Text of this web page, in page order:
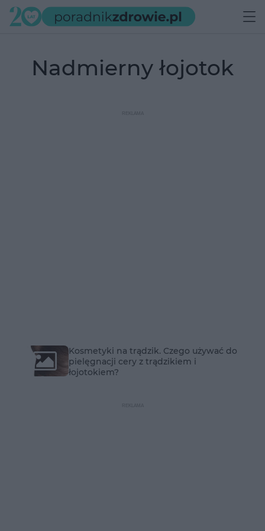
nadmierny łojotok
Kosmetyki na trądzik. Czego używać do
pielęgnacji cery z trądzikiem i
łojotokiem?